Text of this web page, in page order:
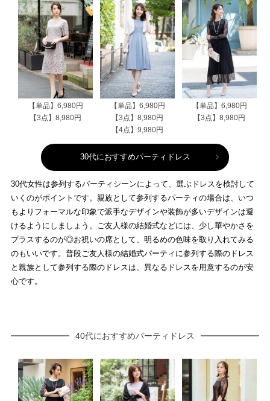
【単品】6,980円
【3点】8,980円
【単品】6,980円
【3点】8,980円
【4点】9,980円
【単品】6,980円
【3点】8,980円
30代におすすめパーティドレス
30代女性は参列するパーティシーンによって、選ぶドレスを検討して
いくのがポイントです。親族として参列するパーティの場合は、いつ
もよりフォーマルな印象で派手なデザインや装飾が多いデザインは避
けるようにしましょう。ご友人様の結婚式などには、少し華やかさを
プラスするのが◎お祝いの席として、明るめの色味を取り入れてみる
のもいいです。普段ご友人様の結婚式パーティに参列する際のドレス
と親族として参列する際のドレスは、異なるドレスを用意するのが安
心です。
40代におすすめパーティドレス